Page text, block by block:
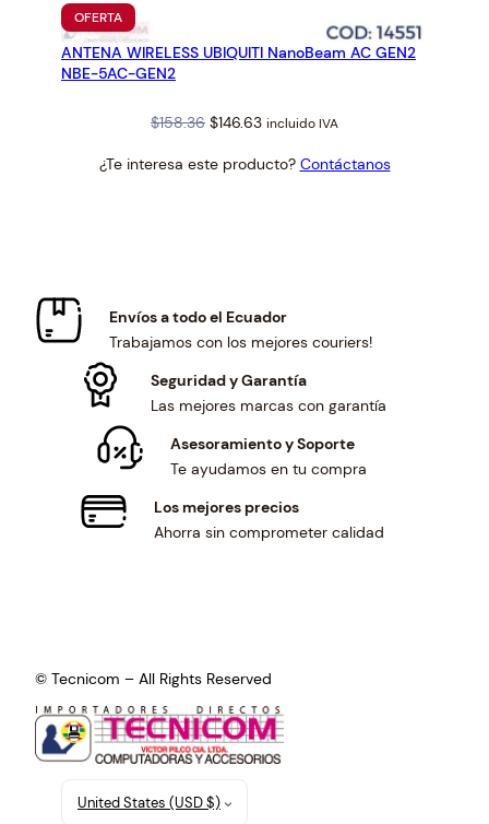
OFERTAPRODUCTO
EN
OFERTA
ANTENA WIRELESS UBIQUITI NanoBeam AC GEN2
NBE-5AC-GEN2
$158.36 Original
was:
$146.63Current
is:
incluido IVA
¿Te interesa este producto? Contáctanos
Envíos a todo el Ecuador
Trabajamos con los mejores couriers!
Seguridad y Garantía
Las mejores marcas con garantía
Asesoramiento y Soporte
Te ayudamos en tu compra
Los mejores precios
Ahorra sin comprometer calidad
© Tecnicom – All Rights Reserved
United States (USD $)